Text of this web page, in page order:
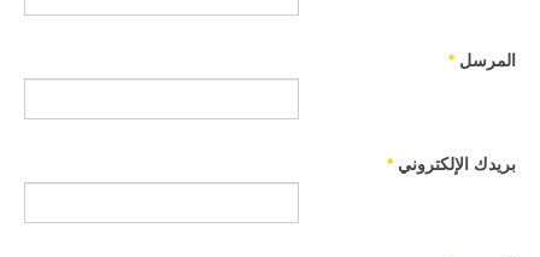
المرسل *
بريدك الإلكتروني *